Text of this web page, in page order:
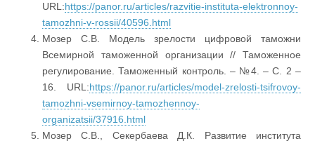
URL:https://panor.ru/articles/razvitie-instituta-elektronnoy-
tamozhni-v-rossii/40596.html
Мозер С.В. Модель зрелости цифровой таможни
Всемирной таможенной организации // Таможенное
регулирование. Таможенный контроль. – №4. – С. 2 –
16. URL:https://panor.ru/articles/model-zrelosti-tsifrovoy-
tamozhni-vsemirnoy-tamozhennoy-
organizatsii/37916.html
Мозер С.В., Секербаева Д.К. Развитие института